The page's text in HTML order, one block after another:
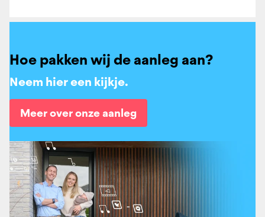
Hoe pakken wij de aanleg aan?
Neem hier een kijkje.
Meer over onze aanleg